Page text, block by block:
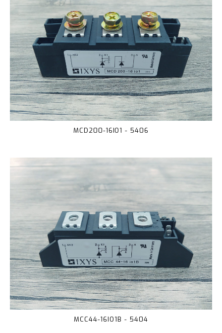
MCD200-16IO1 - 5406
MCC44-16IO1B - 5404